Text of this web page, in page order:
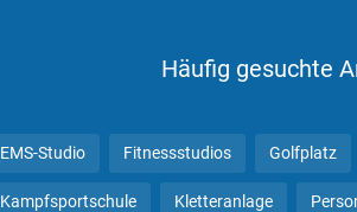
Häufig gesuchte
EMS-Studio Fitnessstudios Golfplatz
Kampfsportschule Kletteranlage